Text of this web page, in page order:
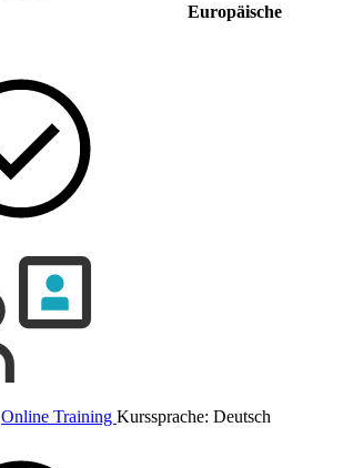
Europäische
Online Training Kurssprache: Deutsch